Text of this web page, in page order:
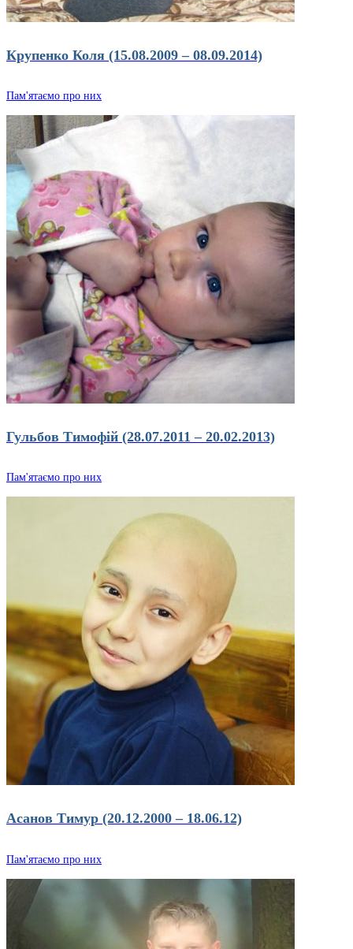
Крупенко Коля (15.08.2009 – 08.09.2014)
Пам'ятаємо про них
Гульбов Тимофій (28.07.2011 – 20.02.2013)
Пам'ятаємо про них
Асанов Тимур (20.12.2000 – 18.06.12)
Пам'ятаємо про них